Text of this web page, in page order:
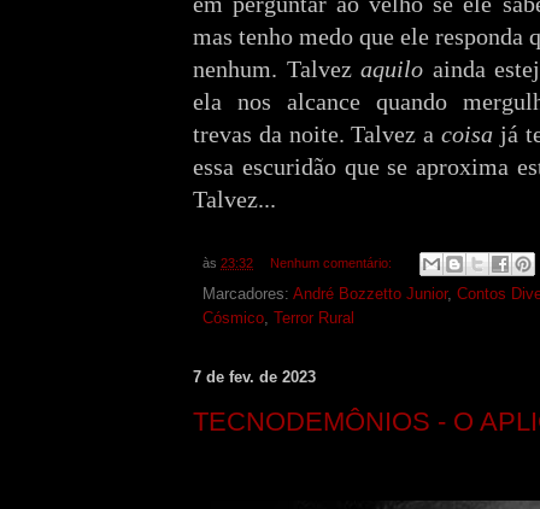
mas tenho medo que ele responda
nenhum. Talvezaquilo ainda
ela nos alcance quando
trevas da noite. Talvez acoisa já
essa escuridão que se aproxima
Talvez...
às 23:32 Nenhum comentário:
Marcadores: André Bozzetto Junior, Contos
Cósmico, Terror Rural
7 de fev. de 2023
TECNODEMÔNIOS - O